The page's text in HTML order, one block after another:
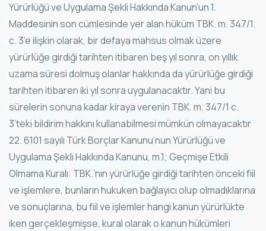
Yürürlüğü ve Uygulama Şekli Hakkında Kanun’un 1.
Maddesinin son cümlesinde yer alan hüküm TBK. m. 347/1.
c. 3’e ilişkin olarak, bir defaya mahsus olmak üzere
yürürlüğe girdiği tarihten itibaren beş yıl sonra, on yıllık
uzama süresi dolmuş olanlar hakkında da yürürlüğe girdiği
tarihten itibaren iki yıl sonra uygulanacaktır. Yani bu
sürelerin sonuna kadar kiraya verenin TBK. m. 347/1 c.
3’teki bildirim hakkını kullanabilmesi mümkün olmayacaktır
22. 6101 sayılı Türk Borçlar Kanunu’nun Yürürlüğü ve
Uygulama Şekli Hakkında Kanunu, m.1; Geçmişe Etkili
Olmama Kuralı: TBK.’nın yürürlüğe girdiği tarihten önceki fiil
ve işlemlere, bunların hukuken bağlayıcı olup olmadıklarına
ve sonuçlarına, bu fiil ve işlemler hangi kanun yürürlükte
iken gerçekleşmişse, kural olarak o kanun hükümleri